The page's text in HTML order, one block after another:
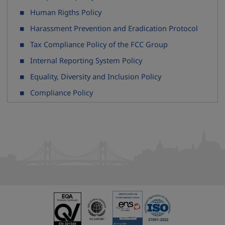
Human Rigths Policy
Harassment Prevention and Eradication Protocol
Tax Compliance Policy of the FCC Group
Internal Reporting System Policy
Equality, Diversity and Inclusion Policy
Compliance Policy